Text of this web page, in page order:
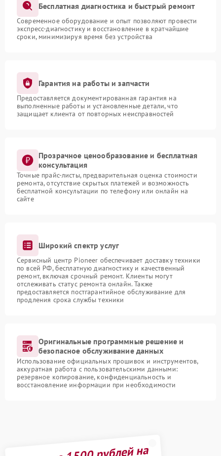
Бесплатная диагностика и быстрый ремонт
Современное оборудование и опыт позволяют провести
экспресс-диагностику и восстановление в кратчайшие
сроки, минимизируя время без устройства
Гарантия на работы и запчасти
Предоставляется документированная гарантия на
выполненные работы и установленные детали, что
защищает клиента от повторных неисправностей
Прозрачное ценообразование и бесплатная
консультация
Точные прайс-листы, предварительная оценка стоимости
ремонта, отсутствие скрытых платежей и возможность
бесплатной консультации по телефону или онлайн на
сайте
Широкий спектр услуг
Сервисный центр Pioneer обеспечивает доставку техники
по всей РФ, бесплатную диагностику и качественный
ремонт, включая срочный ремонт. Клиенты могут
отслеживать статус ремонта онлайн. Также
предоставляется постгарантийное обслуживание для
продления срока службы техники
Оригинальные программные решение и
безопасное обслуживание данных
Использование официальных прошивок и инструментов,
аккуратная работа с пользовательскими данными:
резервное копирование, конфиденциальность и
восстановление информации при необходимости